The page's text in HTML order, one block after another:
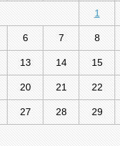
1
6 7 8
13 14 15
20 21 22
27 28 29